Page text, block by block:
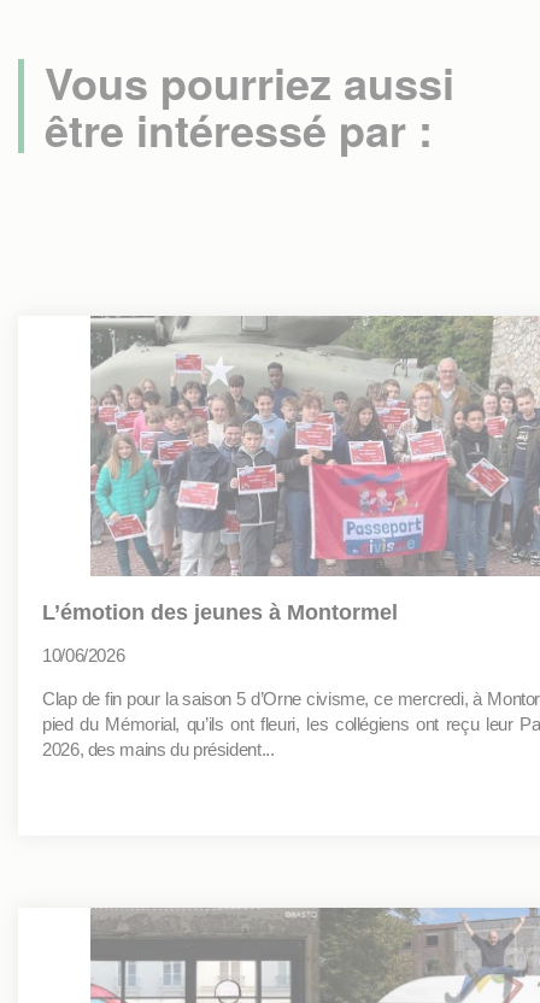
Vous pourriez aussi
être intéressé par :
L’émotion des jeunes à Montormel
10/06/2026
Clap de fin pour la saison 5 d’Orne civisme, ce mercredi, à
pied du Mémorial, qu’ils ont fleuri, les collégiens ont reçu leur
2026, des mains du président...